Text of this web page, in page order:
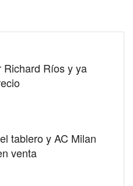
Richard Ríos y ya
tablero y AC Milan
venta